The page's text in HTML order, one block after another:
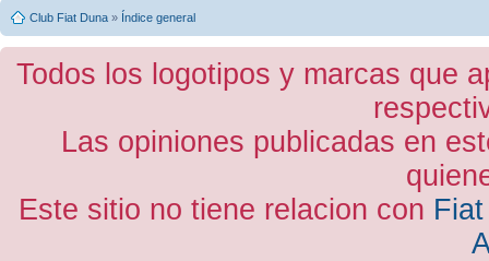
Club Fiat Duna » Índice general
Todos los logotipos y marcas que
Las opiniones publicadas en
Este sitio no tiene relacion con